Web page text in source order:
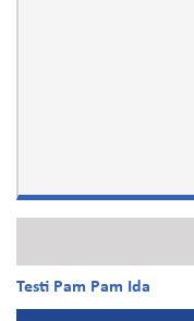
Testi Pam Pam Ida